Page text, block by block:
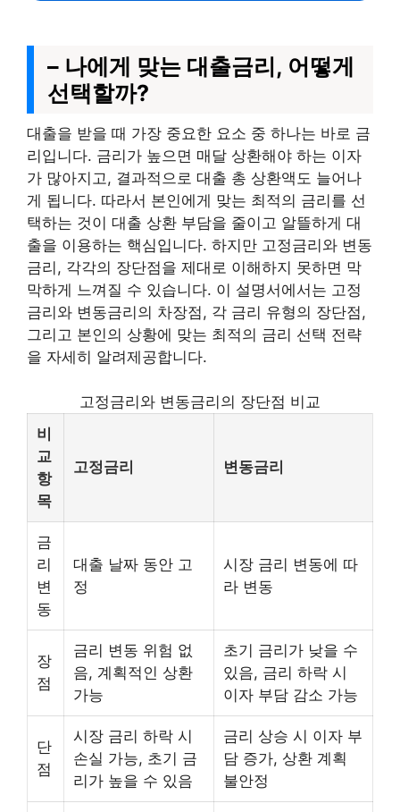
– 나에게 맞는 대출금리, 어떻게
선택할까?
대출을 받을 때 가장 중요한 요소 중 하나는 바로 금
리입니다. 금리가 높으면 매달 상환해야 하는 이자
가 많아지고, 결과적으로 대출 총 상환액도 늘어나
게 됩니다. 따라서 본인에게 맞는 최적의 금리를 선
택하는 것이 대출 상환 부담을 줄이고 알뜰하게 대
출을 이용하는 핵심입니다. 하지만 고정금리와 변동
금리, 각각의 장단점을 제대로 이해하지 못하면 막
막하게 느껴질 수 있습니다. 이 설명서에서는 고정
금리와 변동금리의 차장점, 각 금리 유형의 장단점,
그리고 본인의 상황에 맞는 최적의 금리 선택 전략
을 자세히 알려제공합니다.
고정금리와 변동금리의 장단점 비교
비
교
항
목
고정금리 변동금리
금
리
변
동
대출 날짜 동안 고
정
시장 금리 변동에 따
라 변동
장
점
금리 변동 위험 없
음, 계획적인 상환
가능
초기 금리가 낮을 수
있음, 금리 하락 시
이자 부담 감소 가능
단
점
시장 금리 하락 시
손실 가능, 초기 금
리가 높을 수 있음
금리 상승 시 이자 부
담 증가, 상환 계획
불안정